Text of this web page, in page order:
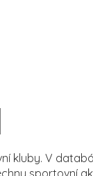
kluby. V
sportovní